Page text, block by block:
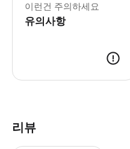
이런건 주의하세요
유의사항
리뷰